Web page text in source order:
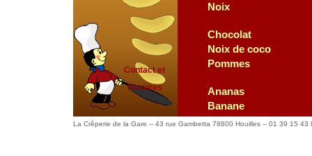
Contact et
Horaires
Noix
Chocolat
Noix de coco
Pommes
Ananas
Banane
Chocolat, Noix
La Crêperie de la Gare -- 43 rue Gambetta 78800 Houilles -- 01 39 15 43